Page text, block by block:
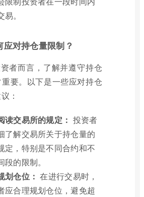
。
应对持仓量限制？
者而言，了解并遵守持仓
要。以下是一些应对持仓
：
读交易所的规定： 投资者
了解交易所关于持仓量的
定，特别是不同合约和不
段的限制。
划仓位： 在进行交易时，
应合理规划仓位，避免超